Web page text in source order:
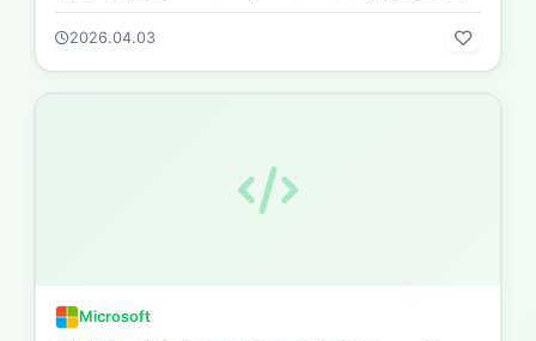
2026.04.03
Microsoft